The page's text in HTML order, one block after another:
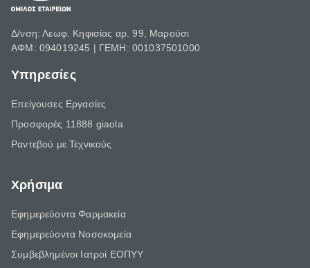
Δ/νση: Λεωφ. Κηφισίας αρ. 99, Μαρούσι
ΑΦΜ: 094019245 | ΓΕΜΗ: 001037501000
Υπηρεσίες
Επείγουσες Εργασίες
Προσφορές 11888 giaola
Ραντεβού με Τεχνικούς
Χρήσιμα
Εφημερεύοντα Φαρμακεία
Εφημερεύοντα Νοσοκομεία
Συμβεβλημένοι Ιατροί ΕΟΠΥΥ